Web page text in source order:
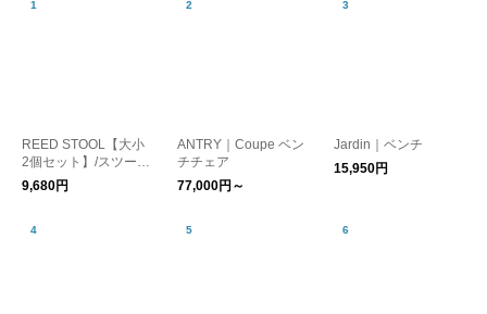
REED STOOL【大小
2個セット】/スツール
民芸
9,680円
ANTRY｜Coupe ベン
チチェア
77,000円～
Jardin｜ベンチ
15,950円